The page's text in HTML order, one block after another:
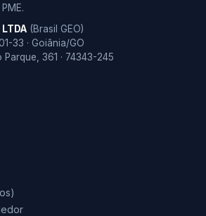
LTDA (Brasil GEO)
33 · Goiânia/GO
Parque, 361 · 74343-245